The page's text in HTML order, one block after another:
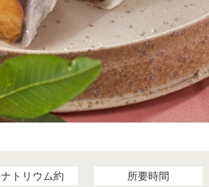
ナトリウム約 所要時間